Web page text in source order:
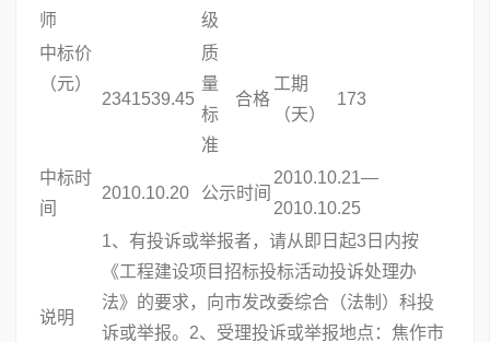
师
级
中标价
（元）
2341539.45
质
量
标
准
合格
工期
（天）
173
中标时
间
2010.10.20 公示时间
2010.10.21—
2010.10.25
说明
1、有投诉或举报者，请从即日起3日内按
《工程建设项目招标投标活动投诉处理办
法》的要求，向市发改委综合（法制）科投
诉或举报。2、受理投诉或举报地点：焦作市